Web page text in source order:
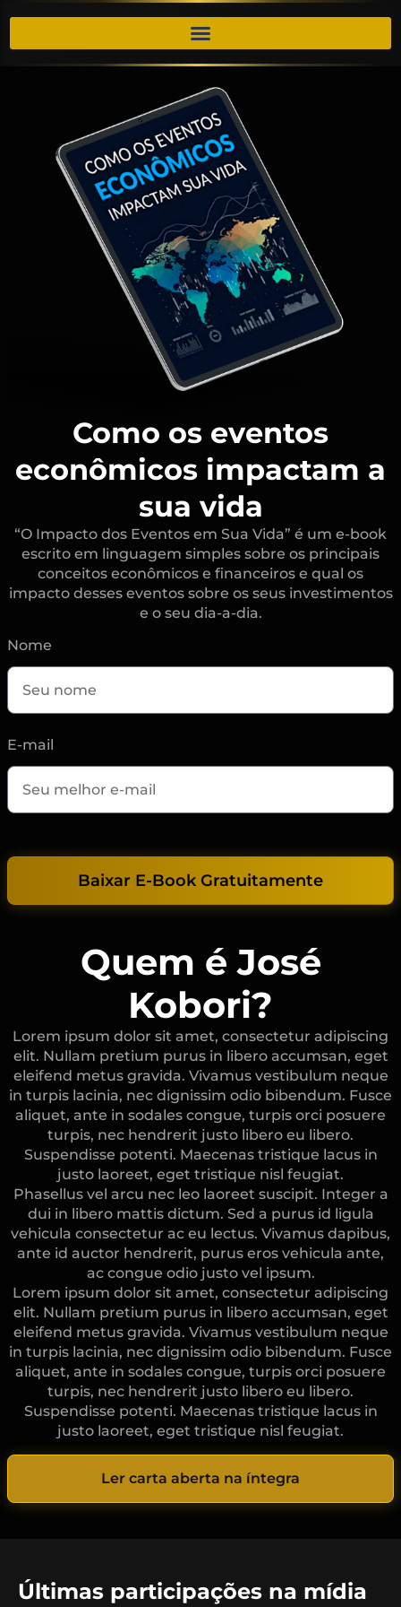
Como os eventos
econômicos impactam a
sua vida
“O Impacto dos Eventos em Sua Vida” é um e-book
escrito em linguagem simples sobre os principais
conceitos econômicos e financeiros e qual os
impacto desses eventos sobre os seus investimentos
e o seu dia-a-dia.
Nome
E-mail
Baixar E-Book Gratuitamente
Quem é José
Kobori?
Lorem ipsum dolor sit amet, consectetur adipiscing
elit. Nullam pretium purus in libero accumsan, eget
eleifend metus gravida. Vivamus vestibulum neque
in turpis lacinia, nec dignissim odio bibendum. Fusce
aliquet, ante in sodales congue, turpis orci posuere
turpis, nec hendrerit justo libero eu libero.
Suspendisse potenti. Maecenas tristique lacus in
justo laoreet, eget tristique nisl feugiat.
Phasellus vel arcu nec leo laoreet suscipit. Integer a
dui in libero mattis dictum. Sed a purus id ligula
vehicula consectetur ac eu lectus. Vivamus dapibus,
ante id auctor hendrerit, purus eros vehicula ante,
ac congue odio justo vel ipsum.
Lorem ipsum dolor sit amet, consectetur adipiscing
elit. Nullam pretium purus in libero accumsan, eget
eleifend metus gravida. Vivamus vestibulum neque
in turpis lacinia, nec dignissim odio bibendum. Fusce
aliquet, ante in sodales congue, turpis orci posuere
turpis, nec hendrerit justo libero eu libero.
Suspendisse potenti. Maecenas tristique lacus in
justo laoreet, eget tristique nisl feugiat.
Ler carta aberta na íntegra
Últimas participações na mídia